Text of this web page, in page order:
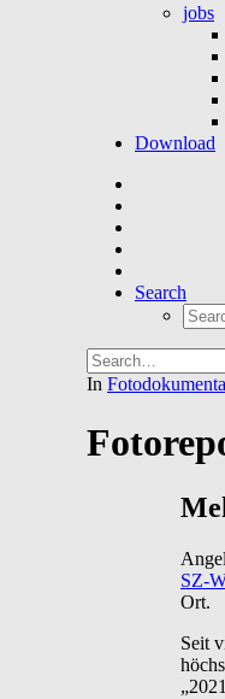
jobs
Download
Search
In
SZ-
Ort.
Seit